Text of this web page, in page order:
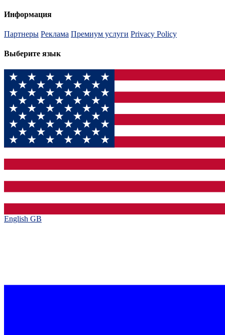
Информация
Партнеры Реклама Премиум услуги Privacy Policy
Выберите язык
English GB‎